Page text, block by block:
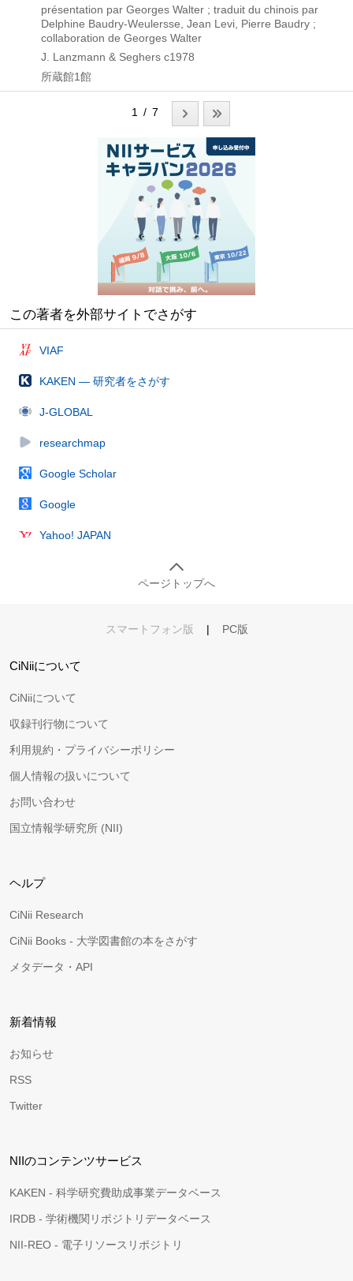
présentation par Georges Walter ; traduit du chinois par
Delphine Baudry-Weulersse, Jean Levi, Pierre Baudry ;
collaboration de Georges Walter
J. Lanzmann & Seghers c1978
所蔵館1館
1 / 7
この著者を外部サイトでさがす
VIAF
KAKEN — 研究者をさがす
J-GLOBAL
researchmap
Google Scholar
Google
Yahoo! JAPAN
ページトップへ
スマートフォン版 | PC版
CiNiiについて
CiNiiについて
収録刊行物について
利用規約・プライバシーポリシー
個人情報の扱いについて
お問い合わせ
国立情報学研究所 (NII)
ヘルプ
CiNii Research
CiNii Books - 大学図書館の本をさがす
メタデータ・API
新着情報
お知らせ
RSS
Twitter
NIIのコンテンツサービス
KAKEN - 科学研究費助成事業データベース
IRDB - 学術機関リポジトリデータベース
NII-REO - 電子リソースリポジトリ